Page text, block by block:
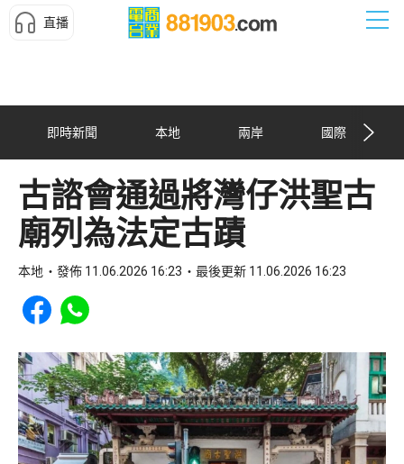
直播
即時新聞 本地 兩岸 國際
古諮會通過將灣仔洪聖古
廟列為法定古蹟
本地 發佈 11.06.2026 16:23 最後更新 11.06.2026 16:23
Share to Facebook
Share to WhatsApp